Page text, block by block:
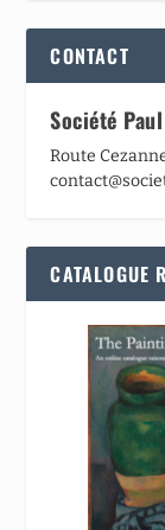
CONTACT
Société
Route
CATALOGUE